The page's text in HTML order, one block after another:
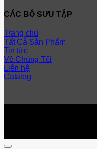
CÁC BỘ SƯU TẬP
Trang chủ
Tất Cả Sản Phẩm
Tin tức
Về Chúng Tôi
Liên hệ
Catalog